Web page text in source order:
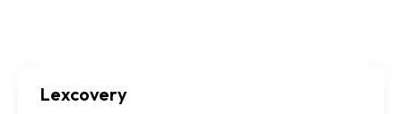
Lexcovery